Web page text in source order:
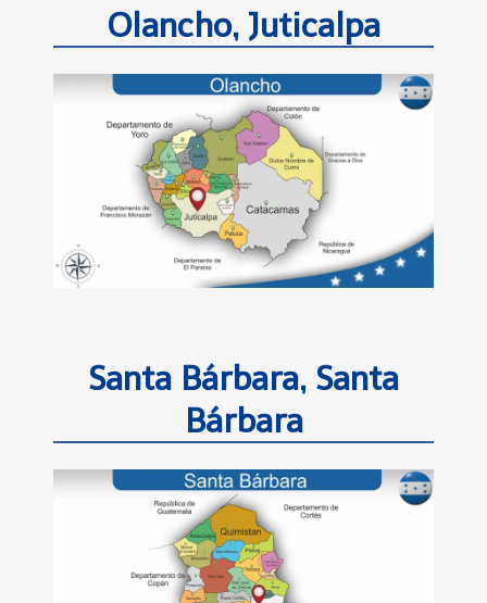
Olancho, Juticalpa
Santa Bárbara, Santa
Bárbara